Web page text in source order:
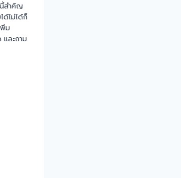
สำคัญ
ด้ไม่ได้ก็
ม
ละถาม